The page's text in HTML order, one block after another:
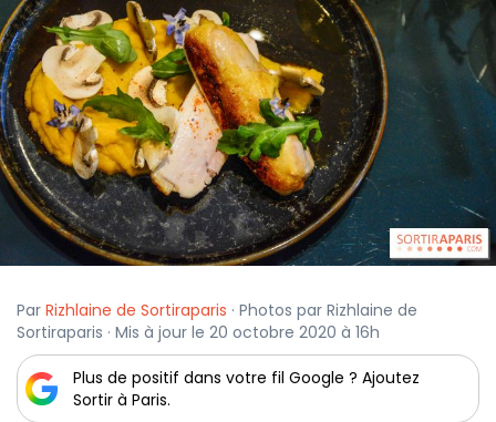
Par Rizhlaine de Sortiraparis · Photos par Rizhlaine de
Sortiraparis · Mis à jour le 20 octobre 2020 à 16h
Plus de positif dans votre fil Google ? Ajoutez
Sortir à Paris.